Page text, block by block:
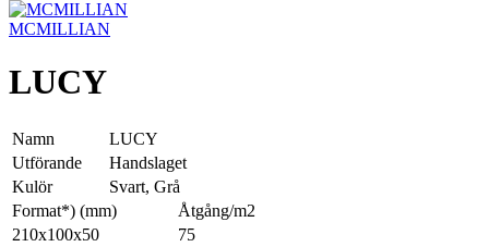
MCMILLIAN
LUCY
Namn
LUCY
Utförande
Handslaget
Kulör
Svart, Grå
Format*) (mm)
Åtgång/m2
210x100x50
75